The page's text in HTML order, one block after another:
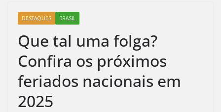
DESTAQUES BRASIL
Que tal uma folga?
Confira os próximos
feriados nacionais em
2025